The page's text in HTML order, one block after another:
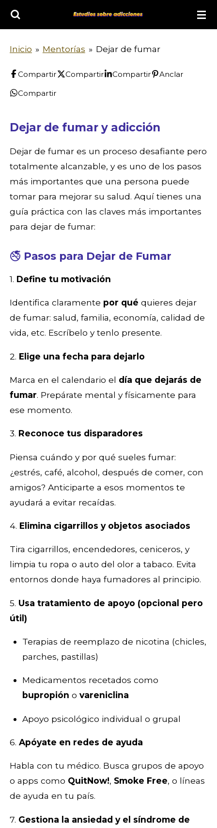
al
Inicio » Mentorías » Dejar de fumar
Compartir Compartir Compartir Anclar
Compartir
Dejar de fumar y adicción
Dejar de fumar es un proceso desafiante pero
totalmente alcanzable, y es uno de los pasos
más importantes que una persona puede
tomar para mejorar su salud. Aquí tienes una
guía práctica con las claves más importantes
para dejar de fumar:
🚭 Pasos para Dejar de Fumar
1. Define tu motivación
Identifica claramente por qué quieres dejar
de fumar: salud, familia, economía, calidad de
vida, etc. Escríbelo y tenlo presente.
2. Elige una fecha para dejarlo
Marca en el calendario el día que dejarás de
fumar. Prepárate mental y físicamente para
ese momento.
3. Reconoce tus disparadores
Piensa cuándo y por qué sueles fumar:
¿estrés, café, alcohol, después de comer, con
amigos? Anticiparte a esos momentos te
ayudará a evitar recaídas.
4. Elimina cigarrillos y objetos asociados
Tira cigarrillos, encendedores, ceniceros, y
limpia tu ropa o auto del olor a tabaco. Evita
entornos donde haya fumadores al principio.
5. Usa tratamiento de apoyo (opcional pero
útil)
Terapias de reemplazo de nicotina (chicles,
parches, pastillas)
Medicamentos recetados como
bupropión o vareniclina
Apoyo psicológico individual o grupal
6. Apóyate en redes de ayuda
Habla con tu médico. Busca grupos de apoyo
o apps como QuitNow!, Smoke Free, o líneas
de ayuda en tu país.
7. Gestiona la ansiedad y el síndrome de